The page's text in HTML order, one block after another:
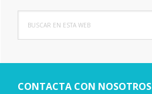
Barra
lateral
principal
esta
CONTACTA CON NOSOTROS